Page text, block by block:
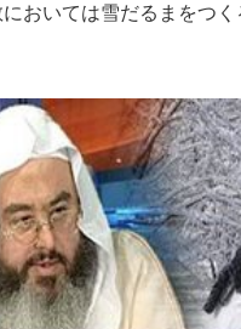
おいては雪だるまをつ